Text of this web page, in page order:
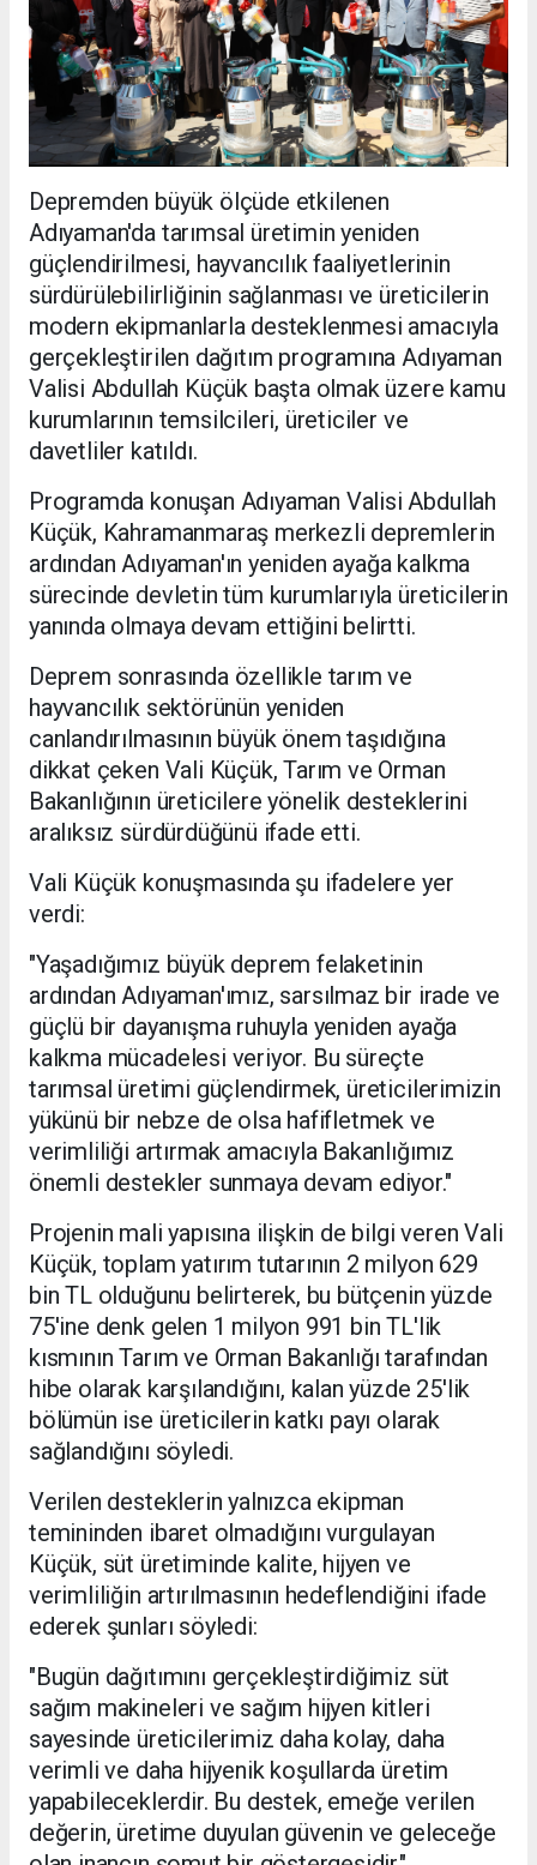
Depremden büyük ölçüde etkilenen
Adıyaman'da tarımsal üretimin yeniden
güçlendirilmesi, hayvancılık faaliyetlerinin
sürdürülebilirliğinin sağlanması ve üreticilerin
modern ekipmanlarla desteklenmesi amacıyla
gerçekleştirilen dağıtım programına Adıyaman
Valisi Abdullah Küçük başta olmak üzere kamu
kurumlarının temsilcileri, üreticiler ve
davetliler katıldı.
Programda konuşan Adıyaman Valisi Abdullah
Küçük, Kahramanmaraş merkezli depremlerin
ardından Adıyaman'ın yeniden ayağa kalkma
sürecinde devletin tüm kurumlarıyla üreticilerin
yanında olmaya devam ettiğini belirtti.
Deprem sonrasında özellikle tarım ve
hayvancılık sektörünün yeniden
canlandırılmasının büyük önem taşıdığına
dikkat çeken Vali Küçük, Tarım ve Orman
Bakanlığının üreticilere yönelik desteklerini
aralıksız sürdürdüğünü ifade etti.
Vali Küçük konuşmasında şu ifadelere yer
verdi:
"Yaşadığımız büyük deprem felaketinin
ardından Adıyaman'ımız, sarsılmaz bir irade ve
güçlü bir dayanışma ruhuyla yeniden ayağa
kalkma mücadelesi veriyor. Bu süreçte
tarımsal üretimi güçlendirmek, üreticilerimizin
yükünü bir nebze de olsa hafifletmek ve
verimliliği artırmak amacıyla Bakanlığımız
önemli destekler sunmaya devam ediyor."
Projenin mali yapısına ilişkin de bilgi veren Vali
Küçük, toplam yatırım tutarının 2 milyon 629
bin TL olduğunu belirterek, bu bütçenin yüzde
75'ine denk gelen 1 milyon 991 bin TL'lik
kısmının Tarım ve Orman Bakanlığı tarafından
hibe olarak karşılandığını, kalan yüzde 25'lik
bölümün ise üreticilerin katkı payı olarak
sağlandığını söyledi.
Verilen desteklerin yalnızca ekipman
temininden ibaret olmadığını vurgulayan
Küçük, süt üretiminde kalite, hijyen ve
verimliliğin artırılmasının hedeflendiğini ifade
ederek şunları söyledi:
"Bugün dağıtımını gerçekleştirdiğimiz süt
sağım makineleri ve sağım hijyen kitleri
sayesinde üreticilerimiz daha kolay, daha
verimli ve daha hijyenik koşullarda üretim
yapabileceklerdir. Bu destek, emeğe verilen
değerin, üretime duyulan güvenin ve geleceğe